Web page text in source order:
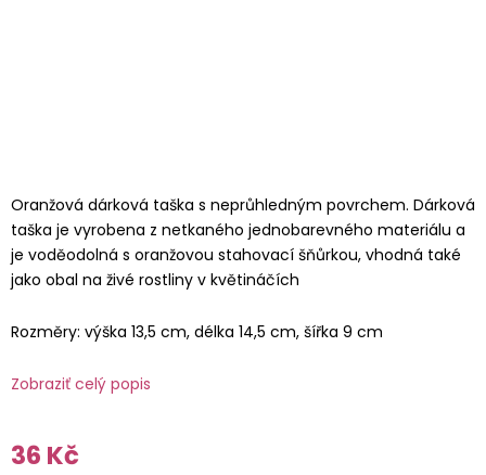
Oranžová dárková taška s neprůhledným povrchem. Dárková
taška je vyrobena z netkaného jednobarevného materiálu a
je voděodolná s oranžovou stahovací šňůrkou, vhodná také
jako obal na živé rostliny v květináčích
Rozměry: výška 13,5 cm, délka 14,5 cm, šířka 9 cm
Zobraziť celý popis
36 Kč